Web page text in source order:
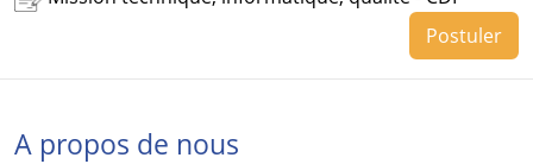
Postuler
A propos de nous